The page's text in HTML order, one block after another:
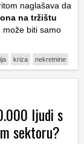
naglašava da
na tržištu
može biti samo
kriza nekretnine
ljudi s
sektoru?